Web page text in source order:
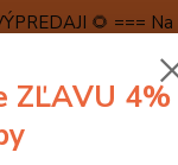
🌻 ===
do výšky 1️⃣5️⃣%
TOVARU👈
ZĽAVU 4%